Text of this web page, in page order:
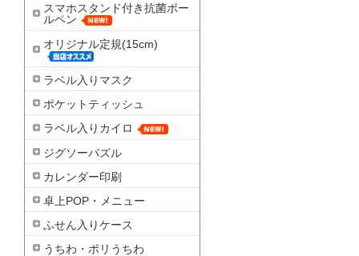
スマホスタンド付き抗菌ボー
ルペン
オリジナル定規(15cm)
ラベル入りマスク
ポケットティッシュ
ラベル入りカイロ
ジグソーパズル
カレンダー印刷
卓上POP・メニュー
ふせん入りケース
うちわ・ポリうちわ